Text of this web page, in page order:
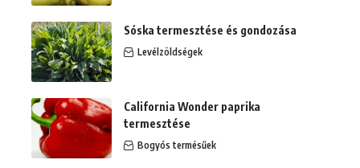
Sóska termesztése és gondozása
Levélzöldségek
California Wonder paprika
termesztése
Bogyós termésűek